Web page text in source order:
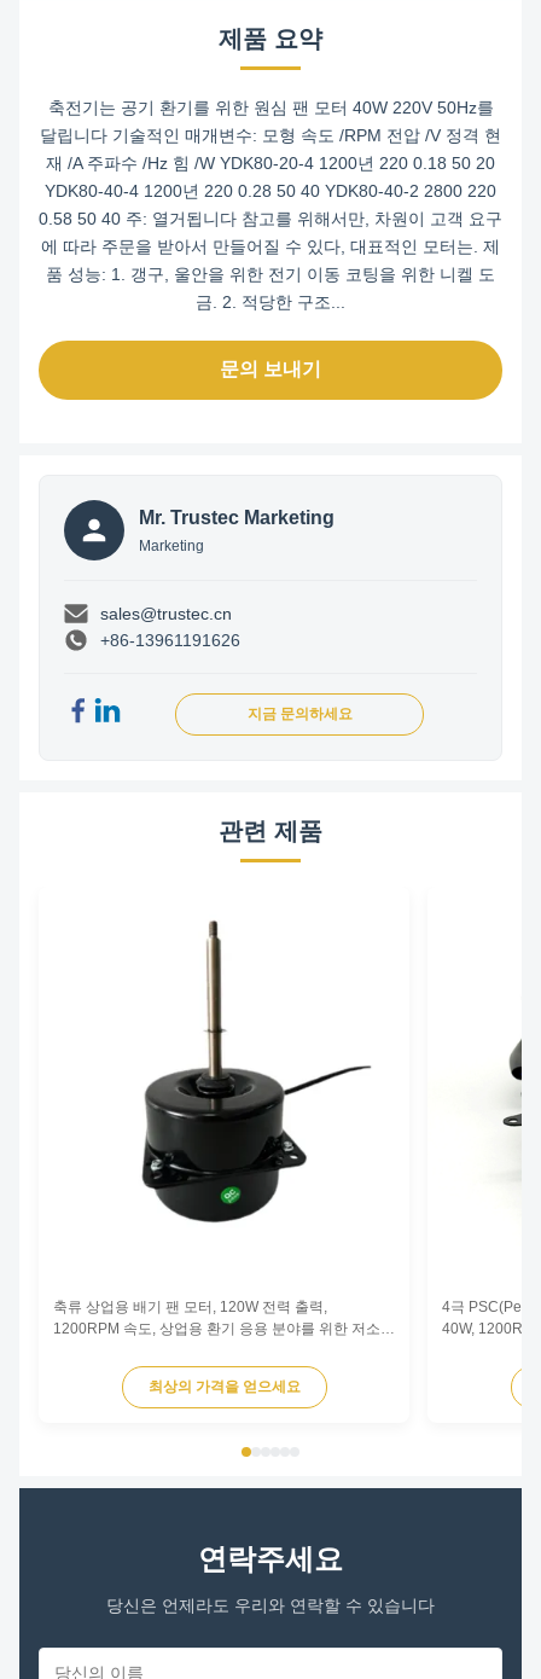
제품 요약
축전기는 공기 환기를 위한 원심 팬 모터 40W 220V 50Hz를
달립니다 기술적인 매개변수: 모형 속도 /RPM 전압 /V 정격 현
재 /A 주파수 /Hz 힘 /W YDK80-20-4 1200년 220 0.18 50 20
YDK80-40-4 1200년 220 0.28 50 40 YDK80-40-2 2800 220
0.58 50 40 주: 열거됩니다 참고를 위해서만, 차원이 고객 요구
에 따라 주문을 받아서 만들어질 수 있다, 대표적인 모터는. 제
품 성능: 1. 갱구, 울안을 위한 전기 이동 코팅을 위한 니켈 도
금. 2. 적당한 구조...
문의 보내기
Mr. Trustec Marketing
Marketing
sales@trustec.cn
+86-13961191626
지금 문의하세요
관련 제품
축류 상업용 배기 팬 모터, 120W 전력 출력,
1200RPM 속도, 상업용 환기 응용 분야를 위한 저소음
최상의 가격을 얻으세요
4극
40W,
연락주세요
당신은 언제라도 우리와 연락할 수 있습니다